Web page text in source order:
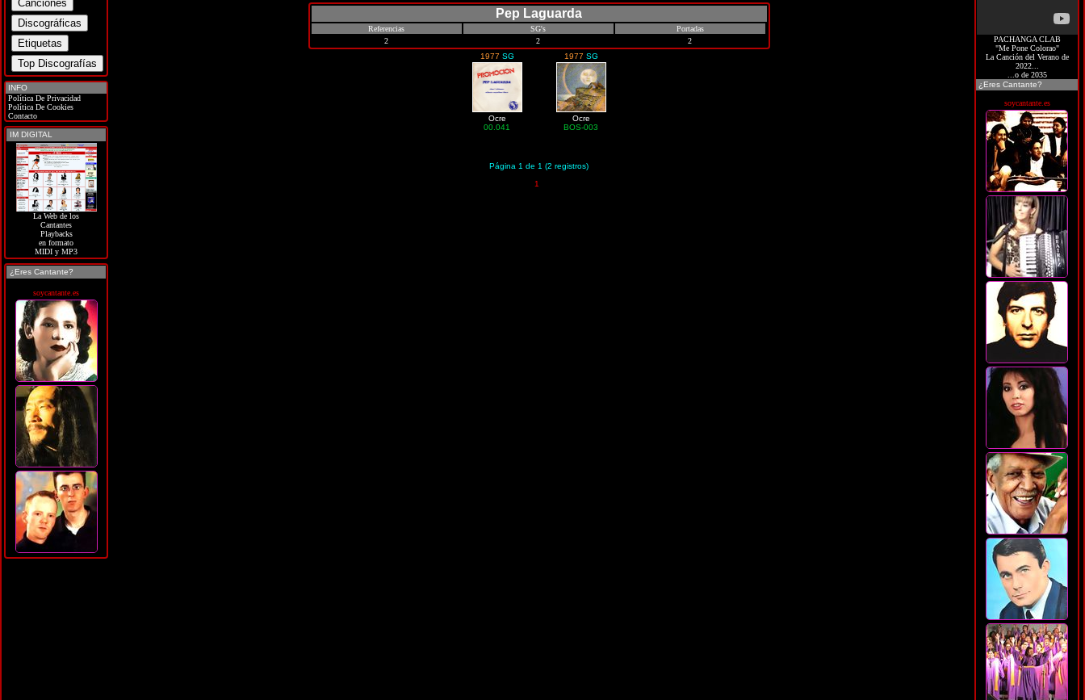
INFO
Política De Privacidad
Política De Cookies
Contacto
IM DIGITAL
La Web de los
Cantantes
Playbacks
en formato
MIDI y MP3
¿Eres Cantante?
soycantante.es
Pep Laguarda
Referencias SG's
Portadas
2
2
2
1977 SG
Ocre
00.041
1977 SG
Ocre
BOS-003
Página 1 de 1 (2 registros)
1
PACHANGA CLAB
"Me Pone Colorao"
La Canción del Verano de
2022...
...o de 2035
¿Eres Cantante?
soycantante.es